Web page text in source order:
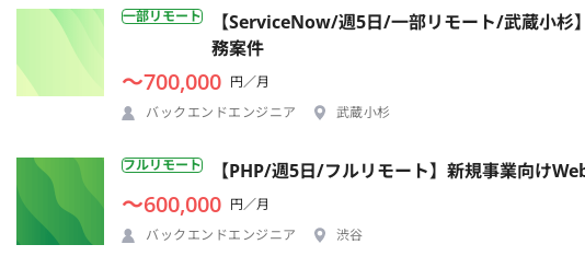
一部リモート
【ServiceNow/週5日/一部リモート/武蔵小杉
務案件
〜700,000 円／月
バックエンドエンジニア
武蔵小杉
フルリモート 【PHP/週5日/フルリモート】新規事業向け
〜600,000 円／月
バックエンドエンジニア
渋谷